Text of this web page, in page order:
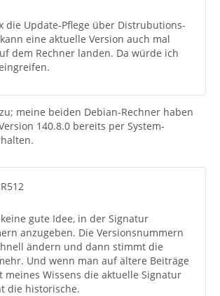
die Update-Pflege über Distrubutions-
eine aktuelle Version auch mal
dem Rechner landen. Da würde ich
meine beiden Debian-Rechner haben
140.8.0 bereits per System-
gute Idee, in der Signatur
anzugeben. Die Versionsnummern
ändern und dann stimmt die
Und wenn man auf ältere Beiträge
Wissens die aktuelle Signatur
die historische.